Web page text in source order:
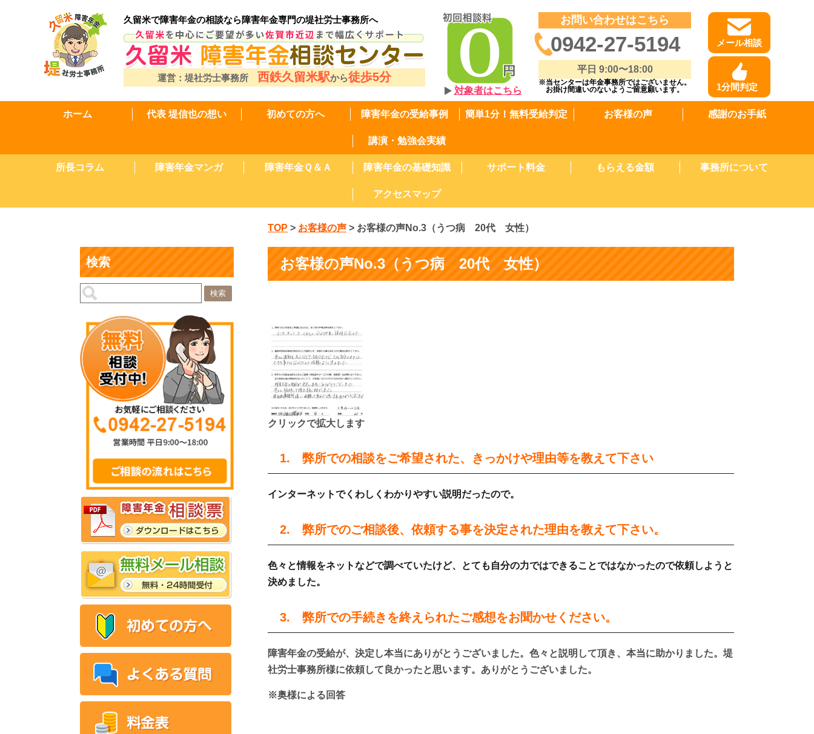
久留米で障害年金の相談なら障害年金専門の堤社労士事務所へ
運営：堤社労士事務所 西鉄久留米駅から徒歩5分
対象者はこちら
お問い合わせはこちら
0942-27-5194
平日 9:00〜18:00
※当センターは年金事務所ではございません。
お掛け間違いのないようご留意願います。
メール相談
1分間判定
ホーム 代表 堤信也の想い 初めての方へ 障害年金の受給事例 簡単1分！無料受給判定 お客様の声 感謝のお手紙
講演・勉強会実績
所長コラム 障害年金マンガ 障害年金Ｑ＆Ａ 障害年金の基礎知識 サポート料金 もらえる金額 事務所について
アクセスマップ
TOP > お客様の声 > お客様の声No.3（うつ病 20代 女性）
お客様の声No.3（うつ病 20代 女性）
クリックで拡大します
1. 弊所での相談をご希望された、きっかけや理由等を教えて下さい
インターネットでくわしくわかりやすい説明だったので。
2. 弊所でのご相談後、依頼する事を決定された理由を教えて下さい。
色々と情報をネットなどで調べていたけど、とても 自分の力ではできることではなかったので依頼しようと
決めました。
3. 弊所での手続きを終えられたご感想をお聞かせください。
障害年金の受給が、決定し本当にありがとうございました。色々と説明して頂き、本当に助かりました。 堤
社労士事務所様に依頼して良かったと思います。ありがとうございました。
※奥様による回答
検索